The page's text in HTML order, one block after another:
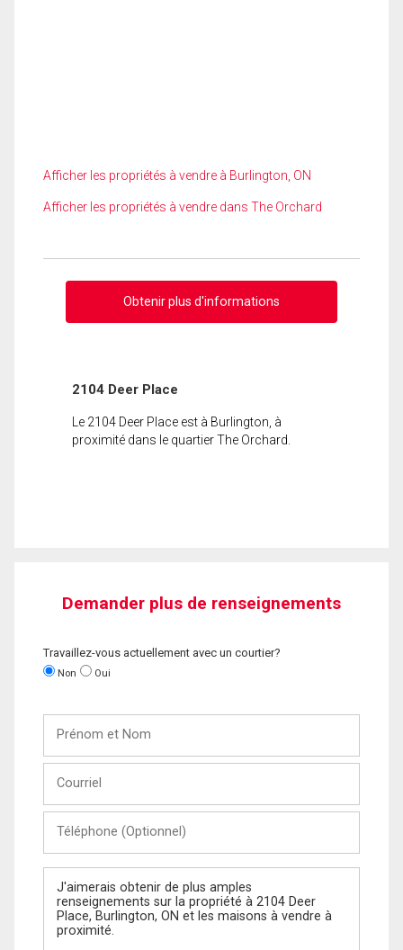
Afficher les propriétés à vendre à Burlington, ON
Afficher les propriétés à vendre dans The Orchard
Obtenir plus d'informations
2104 Deer Place
Le 2104 Deer Place est à Burlington, à
proximité dans le quartier The Orchard.
Demander plus de renseignements
Travaillez-vous actuellement avec un courtier?
Non Oui
Nom
(Optionnel)
Message